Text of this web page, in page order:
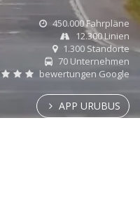
450.000 Fahrpläne
12.300 Linien
1.300 Standorte
70 Unternehmen
bewertungen Google
APP URUBUS